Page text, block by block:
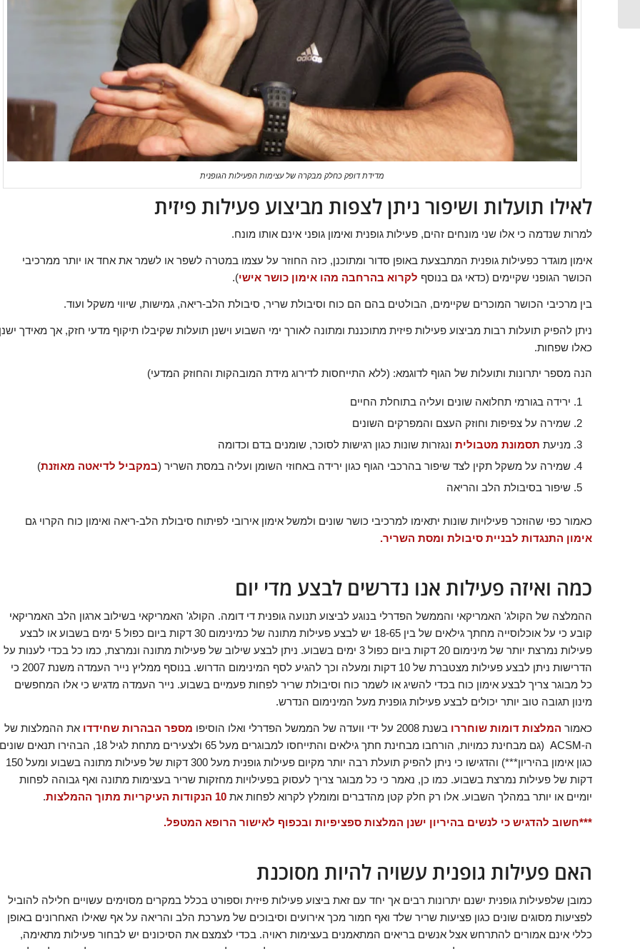
מדידת דופק כחלק מבקרה של עצימות הפעילות הגופנית
לאילו תועלות ושיפור ניתן לצפות מביצוע פעילות פיזית
למרות שנדמה כי אלו שני מונחים זהים, פעילות גופנית ואימון גופני אינם אותו מונח.
אימון מוגדר כפעילות גופנית המתבצעת באופן סדור ומתוכנן, כזה החוזר על עצמו במטרה לשפר או לשמר את אחד או יותר ממרכיבי
הכושר הגופני שקיימים (כדאי גם בנוסף לקרוא בהרחבה מהו אימון כושר אישי).
בין מרכיבי הכושר המוכרים שקיימים, הבולטים בהם הם כוח וסיבולת שריר, סיבולת הלב-ריאה, גמישות, שיווי משקל ועוד.
ניתן להפיק תועלות רבות מביצוע פעילות פיזית מתוכננת ומתונה לאורך ימי השבוע וישנן תועלות שקיבלו תיקוף מדעי חזק, אך מאידך ישנן
כאלו שפחות.
הנה מספר יתרונות ותועלות של הגוף לדוגמא: (ללא התייחסות לדירוג מידת המובהקות והחוזק המדעי)
ירידה בגורמי תחלואה שונים ועליה בתוחלת החיים
שמירה על צפיפות וחוזק העצם והמפרקים השונים
מניעת תסמונת מטבולית ונגזרות שונות כגון רגישות לסוכר, שומנים בדם וכדומה
שמירה על משקל תקין לצד שיפור בהרכבי הגוף כגון ירידה באחוזי השומן ועליה במסת השריר (במקביל לדיאטה מאוזנת)
שיפור בסיבולת הלב והריאה
כאמור כפי שהוזכר פעילויות שונות יתאימו למרכיבי כושר שונים ולמשל אימון אירובי לפיתוח סיבולת הלב-ריאה ואימון כוח הקרוי גם
אימון התנגדות לבניית סיבולת ומסת השריר.
כמה ואיזה פעילות אנו נדרשים לבצע מדי יום
ההמלצה של הקולג' האמריקאי והממשל הפדרלי בנוגע לביצוע תנועה גופנית די דומה. הקולג' האמריקאי בשילוב ארגון הלב האמריקאי
קובע כי על אוכלוסייה מחתך גילאים של בין 18-65 יש לבצע פעילות מתונה של כמינימום 30 דקות ביום כפול 5 ימים בשבוע או לבצע
פעילות נמרצת יותר של מינימום 20 דקות ביום כפול 3 ימים בשבוע. ניתן לבצע שילוב של פעילות מתונה ונמרצת, כמו כל בכדי לענות על
הדרישות ניתן לבצע פעילות מצטברת של 10 דקות ומעלה וכך להגיע לסף המינימום הדרוש. בנוסף ממליץ נייר העמדה משנת 2007 כי
כל מבוגר צריך לבצע אימון כוח בכדי להשיג או לשמר כוח וסיבולת שריר לפחות פעמיים בשבוע. נייר העמדה מדגיש כי אלו המחפשים
מינון תגובה טוב יותר יכולים לבצע פעילות גופנית מעל המינימום הנדרש.
כאמור המלצות דומות שוחררו בשנת 2008 על ידי וועדה של הממשל הפדרלי ואלו הוסיפו מספר הבהרות שחידדו את ההמלצות של
ה-ACSM (גם מבחינת כמויות, הורחבו מבחינת חתך גילאים והתייחסו למבוגרים מעל 65 ולצעירים מתחת לגיל 18, הבהירו תנאים שונים
כגון אימון בהיריון***) והדגישו כי ניתן להפיק תועלת רבה יותר מקיום פעילות גופנית מעל 300 דקות של פעילות מתונה בשבוע ומעל 150
דקות של פעילות נמרצת בשבוע. כמו כן, נאמר כי כל מבוגר צריך לעסוק בפעילויות מחזקות שריר בעצימות מתונה ואף גבוהה לפחות
יומיים או יותר במהלך השבוע. אלו רק חלק קטן מהדברים ומומלץ לקרוא לפחות את 10 הנקודות העיקריות מתוך ההמלצות .
***חשוב להדגיש כי לנשים בהיריון ישנן המלצות ספציפיות ובכפוף לאישור הרופא המטפל.
האם פעילות גופנית עשויה להיות מסוכנת
כמובן שלפעילות גופנית ישנם יתרונות רבים אך יחד עם זאת ביצוע פעילות פיזית וספורט בכלל במקרים מסוימים עשויים חלילה להוביל
לפציעות מסוגים שונים כגון פציעות שריר שלד ואף חמור מכך אירועים וסיבוכים של מערכת הלב והריאה על אף שאילו האחרונים באופן
כללי אינם אמורים להתרחש אצל אנשים בריאים המתאמנים בעצימות ראויה. בכדי לצמצם את הסיכונים יש לבחור פעילות מתאימה,
ואירובי...